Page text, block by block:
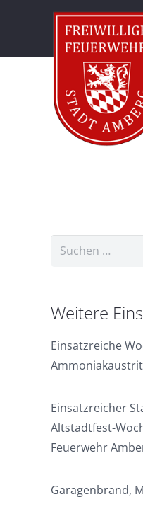
Suchen
Weitere
Einsatzreiche
Einsatzreicher
Altstadtfest-
Feuerwehr
Garagenbrand,